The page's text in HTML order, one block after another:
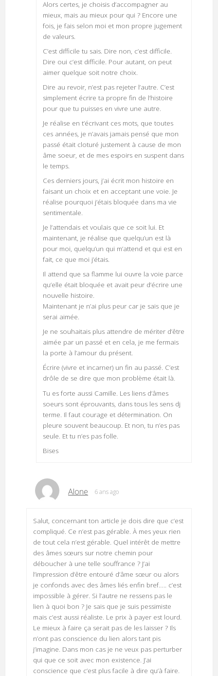
Alors certes, je choisis d’accompagner au
mieux, mais au mieux pour qui ? Encore une
fois, je fais selon moi et mon propre jugement
de valeurs.
C’est difficile tu sais. Dire non, c’est difficile.
Dire oui c’est difficile. Pour autant, on peut
aimer quelque soit notre choix.
Dire au revoir, n’est pas rejeter l’autre. C’est
simplement écrire ta propre fin de l’histoire
pour que tu puisses en vivre une autre.
Je réalise en t’écrivant ces mots, que toutes
ces années, je n’avais jamais pensé que mon
passé était cloturé justement à cause de mon
âme soeur, et de mes espoirs en suspent dans
le temps.
Ces derniers jours, j’ai écrit mon histoire en
faisant un choix et en acceptant une voie. Je
réalise pourquoi j’étais bloquée dans ma vie
sentimentale.
Je l’attendais et voulais que ce soit lui. Et
maintenant, je réalise que quelqu’un est là
pour moi, quelqu’un qui m’attend et qui est en
fait, ce que moi j’étais.
Il attend que sa flamme lui ouvre la voie parce
qu’elle était bloquée et avait peur d’écrire une
nouvelle histoire.
Maintenant je n’ai plus peur car je sais que je
serai aimée.
Je ne souhaitais plus attendre de mériter d’être
aimée par un passé et en cela, je me fermais
la porte à l’amour du présent.
Écrire (vivre et incarner) un fin au passé. C’est
drôle de se dire que mon problème était là.
Tu es forte aussi Camille. Les liens d’âmes
soeurs sont éprouvants, dans tous les sens dj
terme. Il faut courage et détermination. On
pleure souvent beaucoup. Et non, tu n’es pas
seule. Et tu n’es pas folle.
Bises
Alone 6 ans ago
Salut, concernant ton article je dois dire que c’est
compliqué. Ce n’est pas gérable. À mes yeux rien
de tout cela n’est gérable. Quel intérêt de mettre
des âmes sœurs sur notre chemin pour
déboucher à une telle souffrance ? J’ai
l’impression d’être entouré d’âme sœur ou alors
je confonds avec des âmes liés enfin bref….. c’est
impossible à gérer. Si l’autre ne ressens pas le
lien à quoi bon ? Je sais que je suis pessimiste
mais c’est aussi réaliste. Le prix à payer est lourd.
Le mieux à faire ça serait pas de les laisser ? Ils
n’ont pas conscience du lien alors tant pis
j’imagine. Dans mon cas je ne veux pas perturber
qui que ce soit avec mon existence. J’ai
conscience que c’est plus facile à dire qu’à faire.